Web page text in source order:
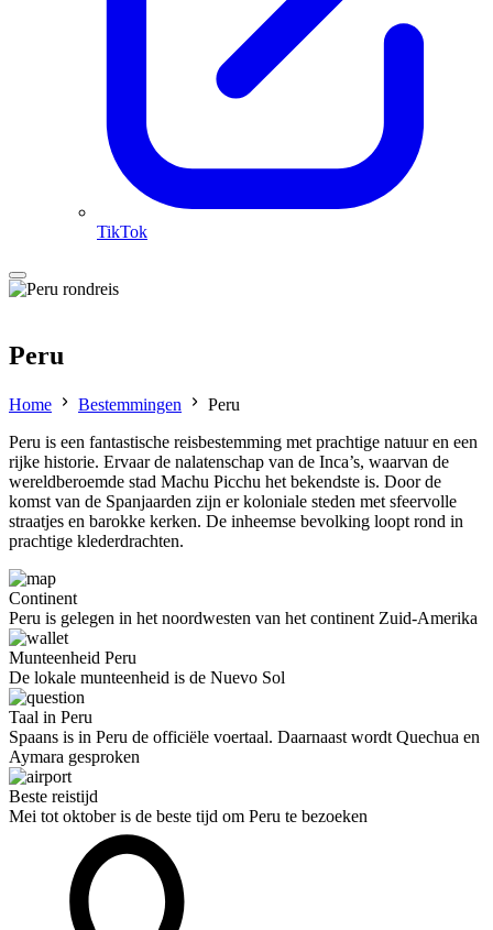
TikTok
Peru
Home Bestemmingen
Peru
Peru is een fantastische reisbestemming met prachtige natuur en een
rijke historie. Ervaar de nalatenschap van de Inca’s, waarvan de
wereldberoemde stad Machu Picchu het bekendste is. Door de
komst van de Spanjaarden zijn er koloniale steden met sfeervolle
straatjes en barokke kerken. De inheemse bevolking loopt rond in
prachtige klederdrachten.
Continent
Peru is gelegen in het noordwesten van het continent Zuid-Amerika
Munteenheid Peru
De lokale munteenheid is de Nuevo Sol
Taal in Peru
Spaans is in Peru de officiële voertaal. Daarnaast wordt Quechua en
Aymara gesproken
Beste reistijd
Mei tot oktober is de beste tijd om Peru te bezoeken